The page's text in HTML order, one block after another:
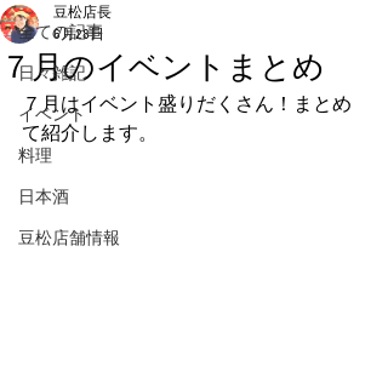
全ての記事
日々雑記
イベント
料理
日本酒
豆松店舗情報
７月のイベントまとめ
豆松店長
6月28日
７月はイベント盛りだくさん！まとめ
て紹介します。